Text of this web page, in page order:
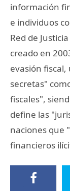
información
e individuos
Red de
creado en
evasión
secretas"
fiscales",
define las
naciones que
financieros